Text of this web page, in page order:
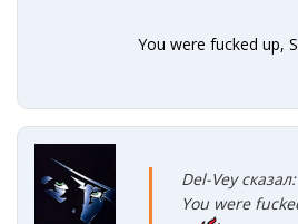
You were fucked up,
Del-Vey сказал:
You were